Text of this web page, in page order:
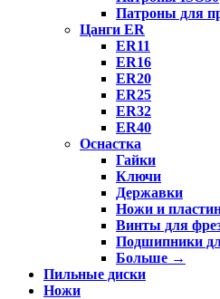
Патроны для
Цанги ER
ER11
ER16
ER20
ER25
ER32
ER40
Оснастка
Гайки
Ключи
Державки
Ножи и
Винты для
Подшипники
Больше →
Пильные диски
Ножи